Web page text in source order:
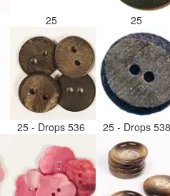
25 25
25 - Drops 536 25 - Drops